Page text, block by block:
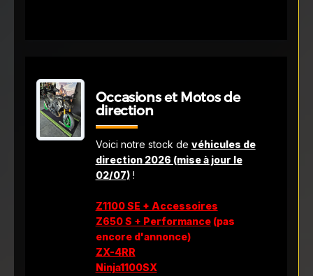
Occasions et Motos de
direction
Voici notre stock de véhicules de
direction 2026 (mise à jour le
02/07)!
Z1100 SE + Accessoires
Z650 S + Performance(pas
encore d'annonce)
ZX-4RR
Ninja1100SX